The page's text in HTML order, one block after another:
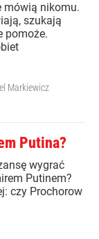
mówią nikomu.
szukają
pomoże.
Markiewicz
Putina?
wygrać
Putinem?
czy Prochorow